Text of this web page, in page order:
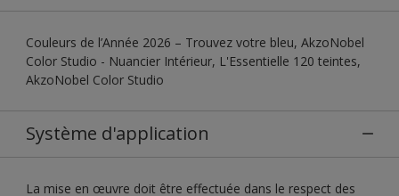
Couleurs de l’Année 2026 – Trouvez votre bleu, AkzoNobel
Color Studio - Nuancier Intérieur, L'Essentielle 120 teintes,
AkzoNobel Color Studio
Système d'application
La mise en œuvre doit être effectuée dans le respect des